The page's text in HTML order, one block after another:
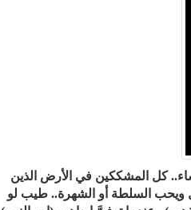
كل المشككين في الأرض الذين
ويحب السلطة أو الشهرة.. طيب لو